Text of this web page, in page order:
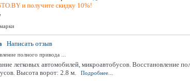
и получите скидку 10%!
Написать отзыв
полного привода ...
легковых автомобилей, микроавтобусов. Восстановление
Высота ворот: 2.8 м.
Подробнее...